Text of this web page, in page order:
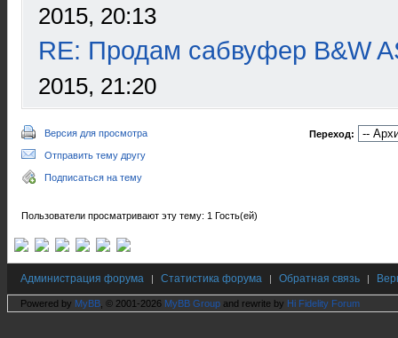
2015, 20:13
RE: Продам сабвуфер B&W
2015, 21:20
Версия для просмотра
Отправить тему другу
Подписаться на тему
Переход:
Пользователи просматривают эту тему: 1 Гость(ей)
Администрация форума | Статистика форума | Обратная связь |
Powered by MyBB , © 2001-2026 MyBB Group and rewrite by Hi Fidelity Forum